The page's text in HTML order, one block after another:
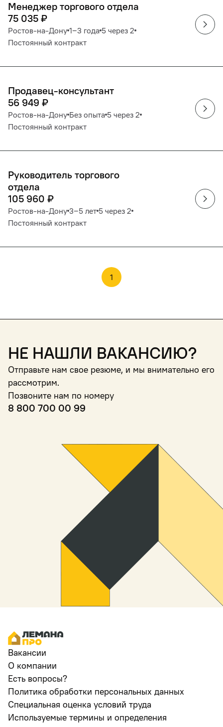
Менеджер торгового отдела
75 035 ₽
Ростов-на-Дону 1‒3 года 5 через 2
Постоянный контракт
Продавец-консультант
56 949 ₽
Ростов-на-Дону Без опыта 5 через 2
Постоянный контракт
Руководитель торгового
отдела
105 960 ₽
Ростов-на-Дону 3‒5 лет 5 через 2
Постоянный контракт
1
Не нашли вакансию?
Отправьте нам свое резюме, и мы внимательно его
рассмотрим.
Позвоните нам по номеру
8 800 700 00 99
Вакансии
О компании
Есть вопросы?
Политика обработки персональных данных
Специальная оценка условий труда
Используемые термины и определения